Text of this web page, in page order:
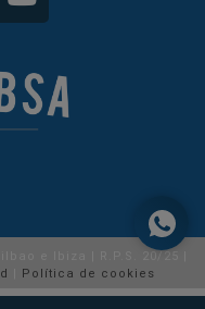
e Ibiza | R.P.S. 20/25 |
Política de cookies